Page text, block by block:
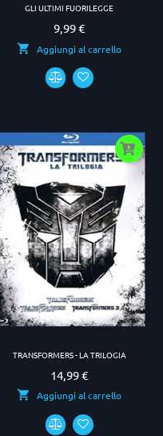
GLI ULTIMI FUORILEGGE
Prezzo
9,99 €
Aggiungi al carrello
TRANSFORMERS - LA TRILOGIA
Prezzo
14,99 €
Aggiungi al carrello